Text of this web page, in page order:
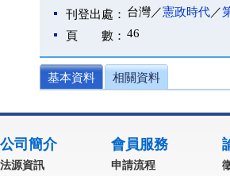
刊登出處： 台灣／憲政時代／
頁 數： 46
基本資料 相關資料
公司簡介
法源資訊
會員服務
申請流程